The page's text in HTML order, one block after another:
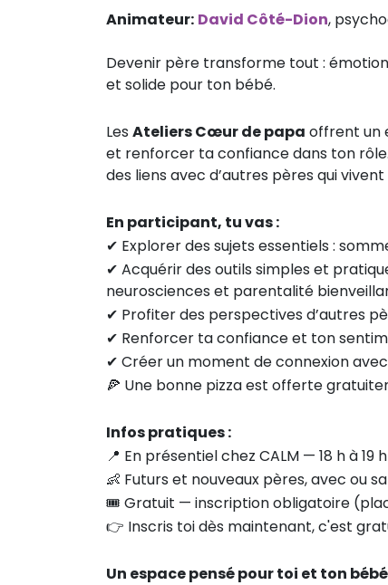
Animateur: David Côté-Dion,
Devenir père transforme tout :
et solide pour ton bébé.
Les Ateliers Cœur de papa offrent un
et renforcer ta confiance dans ton
des liens avec d’autres pères qui
En participant, tu vas :
✔ Explorer des sujets essentiels :
✔ Acquérir des outils simples et
neurosciences et parentalité
✔ Profiter des perspectives d’autres
✔ Renforcer ta confiance et ton
✔ Créer un moment de connexion
🍕 Une bonne pizza est offerte
Infos pratiques :
📍 En présentiel chez CALM — 18 h à 19
👶 Futurs et nouveaux pères, avec ou
🎟 Gratuit — inscription obligatoire
👉 Inscris toi dès maintenant, c'est
Un espace pensé pour toi et ton